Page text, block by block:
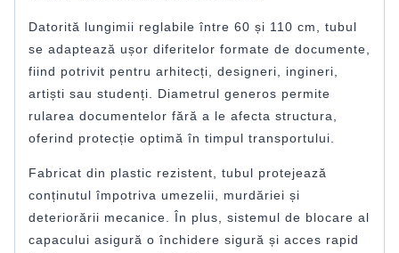
Datorită lungimii reglabile între 60 și 110 cm, tubul
se adaptează ușor diferitelor formate de documente,
fiind potrivit pentru arhitecți, designeri, ingineri,
artiști sau studenți. Diametrul generos permite
rularea documentelor fără a le afecta structura,
oferind protecție optimă în timpul transportului.
Fabricat din plastic rezistent, tubul protejează
conținutul împotriva umezelii, murdăriei și
deteriorării mecanice. În plus, sistemul de blocare al
capacului asigură o închidere sigură și acces rapid